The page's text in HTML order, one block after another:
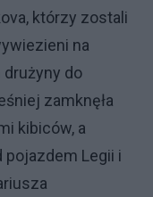
którzy zostali
na
do
zamknęła
kibiców, a
pojazdem Legii i